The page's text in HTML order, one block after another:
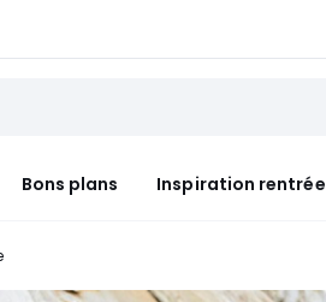
Bons plans Inspiration rentrée